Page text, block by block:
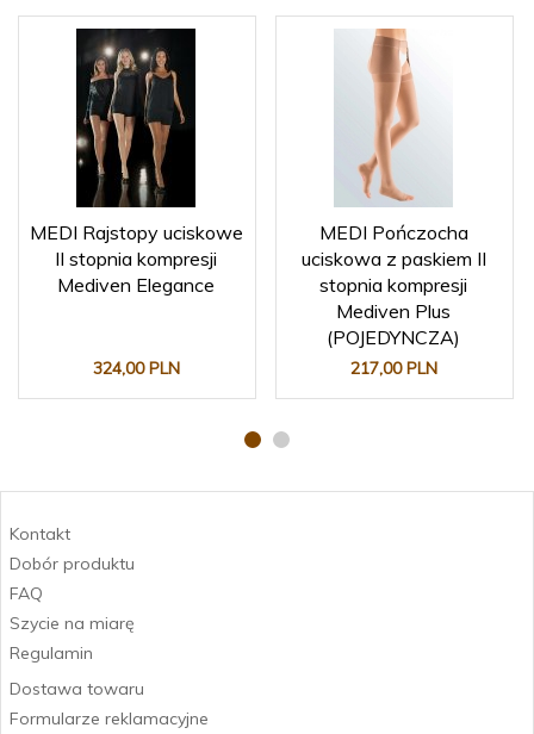
MEDI Rajstopy uciskowe
II stopnia kompresji
Mediven Elegance
324,00 PLN
MEDI Pończocha
uciskowa z paskiem II
stopnia kompresji
Mediven Plus
(POJEDYNCZA)
217,00 PLN
Kontakt
Dobór produktu
FAQ
Szycie na miarę
Regulamin
Dostawa towaru
Formularze reklamacyjne